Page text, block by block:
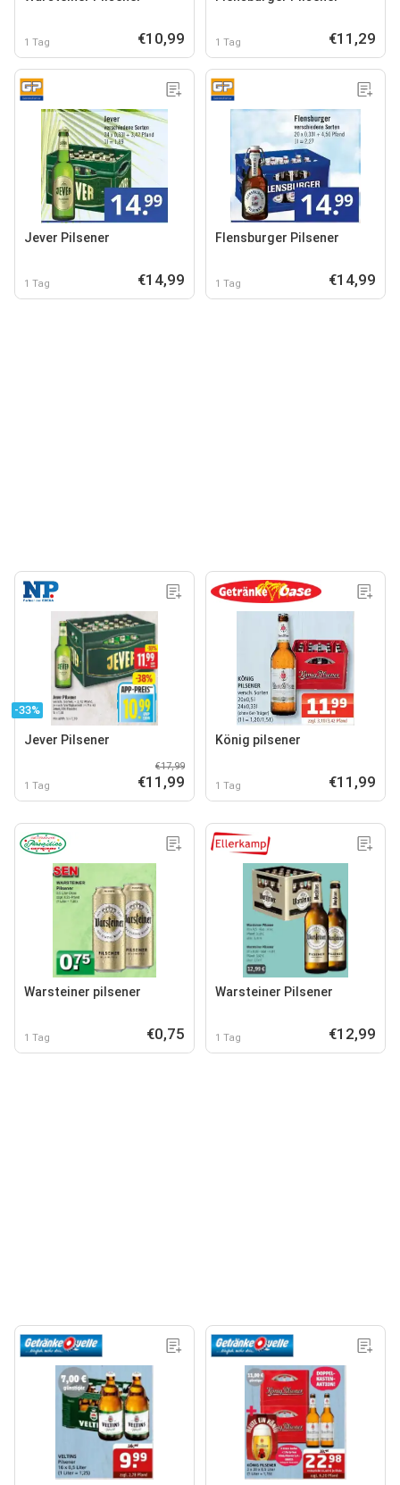
1 Tag €10,99 1 Tag €11,29
Jever Pilsener
1 Tag €14,99
Flensburger Pilsener
1 Tag €14,99
-33%
Jever Pilsener
1 Tag
€17,99
€11,99
König pilsener
1 Tag €11,99
Warsteiner pilsener
1 Tag €0,75
Warsteiner Pilsener
1 Tag €12,99